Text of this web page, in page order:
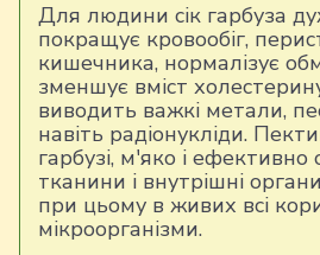
Для людини сік гарбуза
покращує кровообіг,
кишечника, нормалізує
зменшує вміст
виводить важкі метали,
навіть радіонукліди.
гарбузі, м'яко і
тканини і внутрішні
при цьому в живих всі
мікроорганізми.